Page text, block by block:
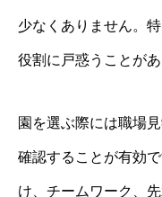
少なくありません。
役割に戸惑うことがあ
園を選ぶ際には職場
確認することが有効
け、チームワーク、